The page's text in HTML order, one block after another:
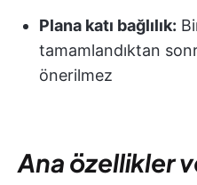
Plana katı bağlılık:
tamamlandıktan
önerilmez
Ana özellikler